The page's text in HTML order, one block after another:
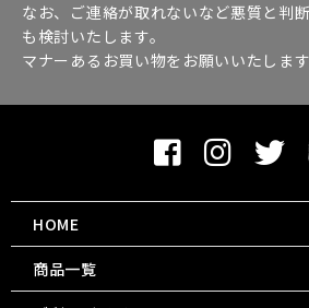
なお、ご連絡が取れないなど悪質と判
も検討いたします。
マナーあるお買い物をお願いいたします
HOME
商品一覧